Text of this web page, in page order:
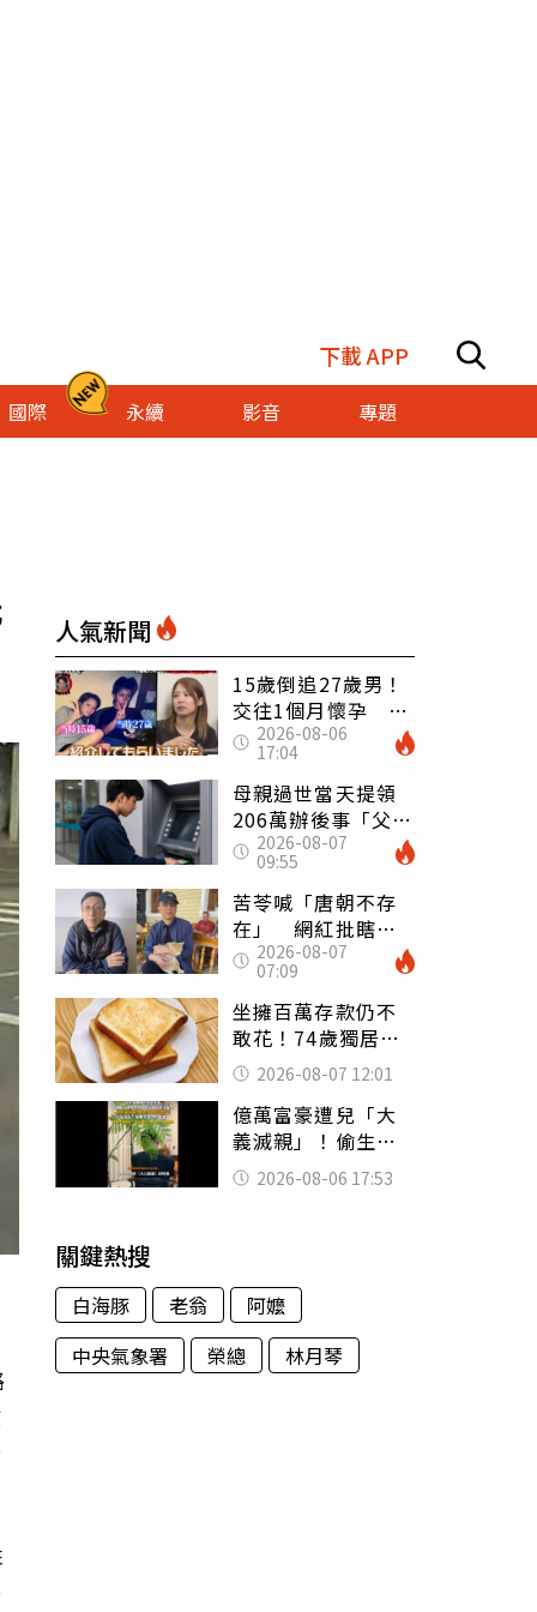
下載 APP
國際 永續 影音 專題
人氣新聞
15歲倒追27歲男！
交往1個月懷孕 36
歲當阿嬤故事曝光
2026-08-06
17:04
母親過世當天提領
206萬辦後事「父子
遭判刑」 律師：
搶錢先下手是罪
2026-08-07
09:55
苦苓喊「唐朝不存
在」 網紅批瞎編
歷史：李白、杜甫
用鮮卑文寫詩？
2026-08-07
07:09
坐擁百萬存款仍不
敢花！74歲獨居翁
「1餐只吃1片吐
司」 半年後暴瘦
嚇壞女兒
2026-08-07 12:01
億萬富豪遭兒「大
義滅親」！偷生子
怕曝光 竟盜鄰居
身份辦假證落戶
2026-08-06 17:53
關鍵熱搜
白海豚 老翁
阿嬤
中央氣象署
榮總 林月琴